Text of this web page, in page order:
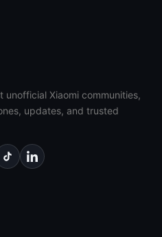
unofficial Xiaomi communities,
updates, and trusted